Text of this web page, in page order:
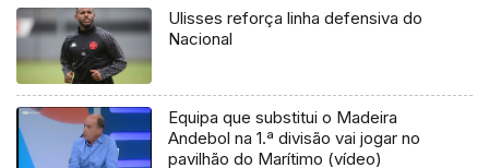
Ulisses reforça linha defensiva do
Nacional
Equipa que substitui o Madeira
Andebol na 1.ª divisão vai jogar no
pavilhão do Marítimo (vídeo)